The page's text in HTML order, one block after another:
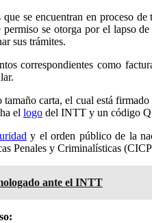
se encuentran en proceso
se otorga por el lapso
sus trámites.
correspondientes como
carta, el cual está
el logo del INTT y un código
y el orden público de la
Penales y Criminalísticas
ante el INTT